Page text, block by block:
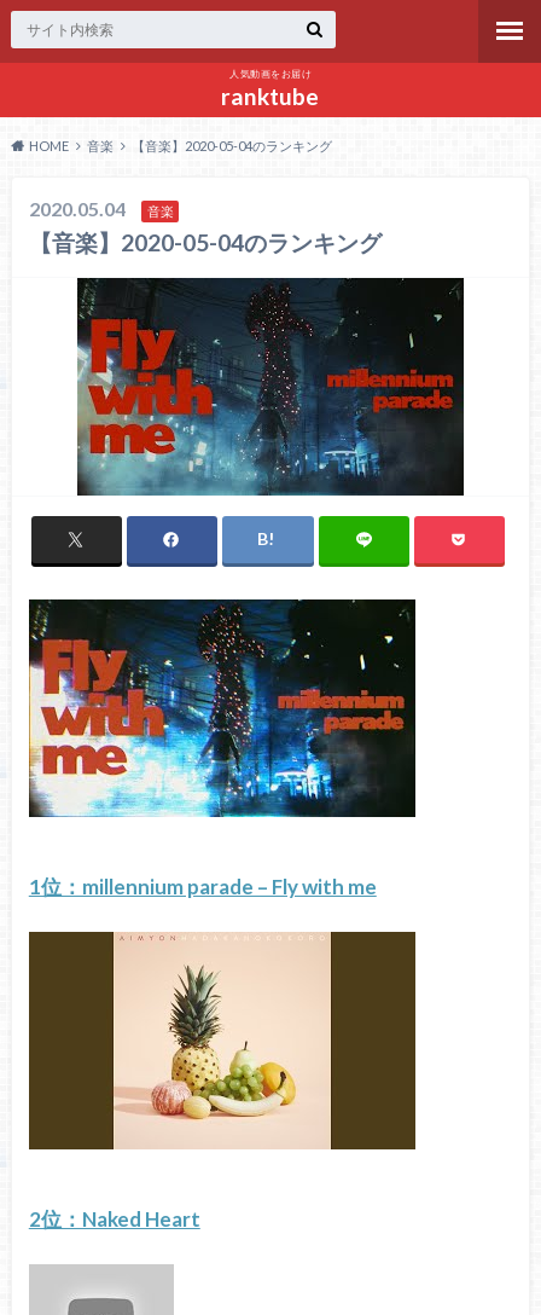
人気動画をお届け
ranktube
HOME 音楽 【音楽】2020-05-04のランキング
2020.05.04 音楽
【音楽】2020-05-04のランキング
1位：millennium parade – Fly with me
2位：Naked Heart